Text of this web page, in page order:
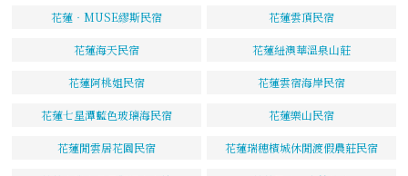
花蓮‧MUSE繆斯民宿 花蓮雲頂民宿
花蓮海天民宿 花蓮紐澳華溫泉山莊
花蓮阿桃姐民宿 花蓮雲宿海岸民宿
花蓮七星潭藍色玻璃海民宿 花蓮樂山民宿
花蓮閒雲居花園民宿 花蓮瑞穗檳城休閒渡假農莊民宿